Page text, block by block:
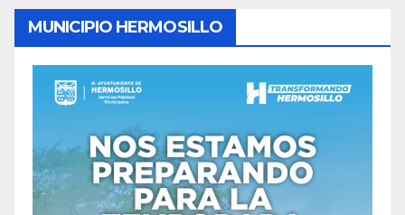
MUNICIPIO HERMOSILLO